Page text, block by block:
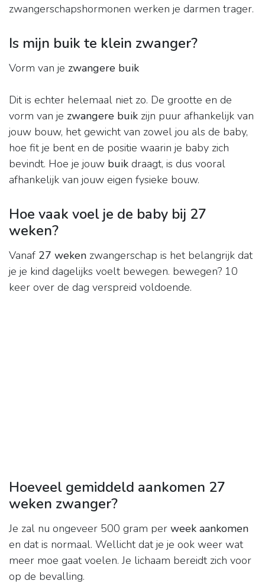
zwangerschapshormonen werken je darmen trager.
Is mijn buik te klein zwanger?
Vorm van je zwangere buik
Dit is echter helemaal niet zo. De grootte en de
vorm van je zwangere buik zijn puur afhankelijk van
jouw bouw, het gewicht van zowel jou als de baby,
hoe fit je bent en de positie waarin je baby zich
bevindt. Hoe je jouw buik draagt, is dus vooral
afhankelijk van jouw eigen fysieke bouw.
Hoe vaak voel je de baby bij 27
weken?
Vanaf 27 weken zwangerschap is het belangrijk dat
je je kind dagelijks voelt bewegen. bewegen? 10
keer over de dag verspreid voldoende.
Hoeveel gemiddeld aankomen 27
weken zwanger?
Je zal nu ongeveer 500 gram per week aankomen
en dat is normaal. Wellicht dat je je ook weer wat
meer moe gaat voelen. Je lichaam bereidt zich voor
op de bevalling.